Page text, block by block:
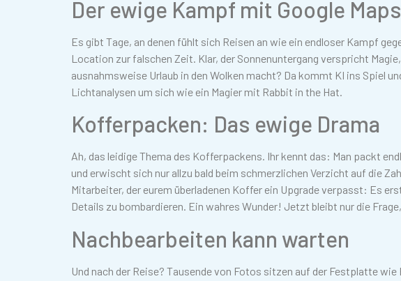
Der ewige Kampf mit Google Maps
Es gibt Tage, an denen fühlt sich Reisen an wie ein endloser Kampf
Location zur falschen Zeit. Klar, der Sonnenuntergang verspricht
ausnahmsweise Urlaub in den Wolken macht? Da kommt KI ins Spiel
Lichtanalysen um sich wie ein Magier mit Rabbit in the Hat.
Kofferpacken: Das ewige Drama
Ah, das leidige Thema des Kofferpackens. Ihr kennt das: Man packt
und erwischt sich nur allzu bald beim schmerzlichen Verzicht auf die
Mitarbeiter, der eurem überladenen Koffer ein Upgrade verpasst: Es
Details zu bombardieren. Ein wahres Wunder! Jetzt bleibt nur die
Nachbearbeiten kann warten
Und nach der Reise? Tausende von Fotos sitzen auf der Festplatte